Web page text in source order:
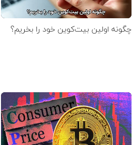
چگونه اولین بیت‌کوین خود را بخریم؟